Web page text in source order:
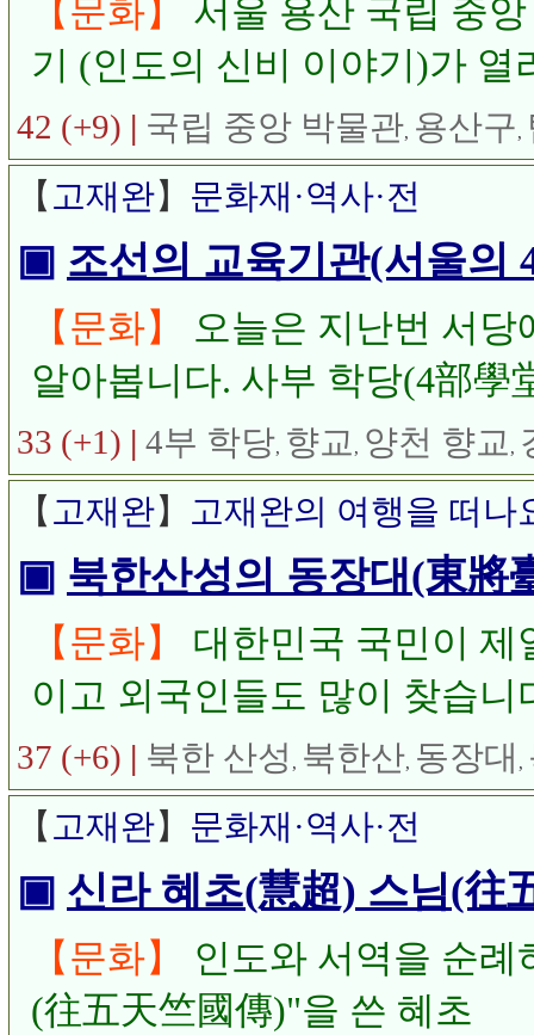
【문화】
서울 용산 국립 중
기 (인도의 신비 이야기)가
막연하게 부처님의 사리를
로 생각하였기에 좀 더 알아
42 (+9) | 국립 중앙 박물관, 용산구,
【 고재완】 문화재·역사·전
▣ 조선의 교육기관(서울의
【문화】
오늘은 지난번 서
알아봅니다. 사부 학당(4部學
남쪽·중앙에 설치한 학교로,
(鄕校) - 지방의 관립 교육 기
33 (+1) | 4부 학당, 향교 , 양천 향교 ,
【 고재완】 고재완의 여행을 떠나
▣ 북한산성의 동장대(東將臺
【문화】
대한민국 국민이 제
이고 외국인들도 많이 찾습
성이 있습니다. 오늘은 1925
일제 강점기 때 찍은 북한산(
37 (+6) | 북한 산성 , 북한산, 동장대 ,
【 고재완】 문화재·역사·전
▣ 신라 혜초(慧超) 스님(往
【문화】
인도와 서역을 순
(往五天竺國傳)"을 쓴 혜초